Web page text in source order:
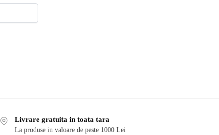
Livrare gratuita in toata tara
La produse in valoare de peste 1000 Lei